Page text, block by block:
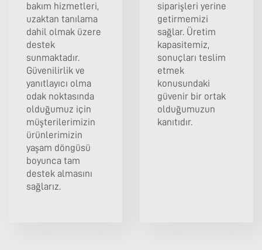
bakım hizmetleri,
uzaktan tanılama
dahil olmak üzere
destek
sunmaktadır.
Güvenilirlik ve
yanıtlayıcı olma
odak noktasında
olduğumuz için
müşterilerimizin
ürünlerimizin
yaşam döngüsü
boyunca tam
destek almasını
sağlarız.
siparişleri yerine
getirmemizi
sağlar. Üretim
kapasitemiz,
sonuçları teslim
etmek
konusundaki
güvenir bir ortak
olduğumuzun
kanıtıdır.